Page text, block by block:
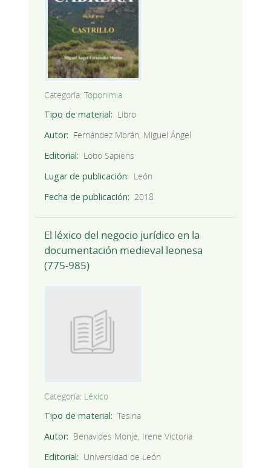
Categoría: Toponimia
Tipo de material
Libro
Autor
Fernández Morán, Miguel Ángel
Editorial
Lobo Sapiens
Lugar de publicación
León
Fecha de publicación
2018
El léxico del negocio jurídico en la
documentación medieval leonesa
(775-985)
Categoría: Léxico
Tipo de material
Tesina
Autor
Benavides Monje, Irene Victoria
Editorial
Universidad de León